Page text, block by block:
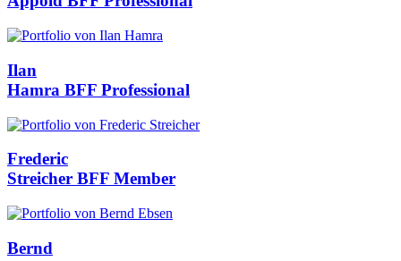
Ilan
Hamra BFF Professional
Frederic
Streicher BFF Member
Bernd